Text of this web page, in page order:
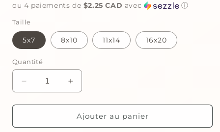
ou 4 paiements de $2.25 CAD avec ⓘ
Taille
5x7 8x10 11x14 16x20
Quantité
Réduire
la
quantité
Ensemble
Augmenter
la
quantité
de
Ensemble
Ajouter au panier